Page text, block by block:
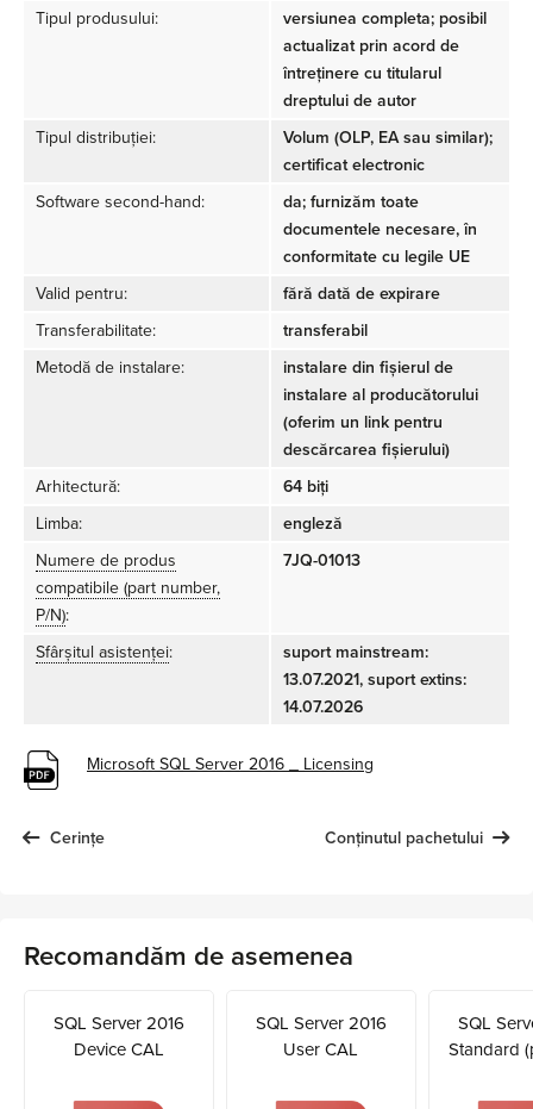
Tipul produsului:
versiunea completa; posibil
actualizat prin acord de
întreținere cu titularul
dreptului de autor
Tipul distribuției:
Volum (OLP, EA sau similar);
certificat electronic
Software second-hand:
da; furnizăm toate
documentele necesare, în
conformitate cu legile UE
Valid pentru:
fără dată de expirare
Transferabilitate:
transferabil
Metodă de instalare:
instalare din fișierul de
instalare al producătorului
(oferim un link pentru
descărcarea fișierului)
Arhitectură:
64 biți
Limba:
engleză
Numere de produs
compatibile (part number,
P/N):
7JQ-01013
Sfârșitul asistenței:
suport mainstream:
13.07.2021, suport extins:
14.07.2026
Microsoft SQL Server 2016 _ Licensing
Cerințe Conținutul pachetului
Recomandăm de asemenea
SQL Server 2016
Device CAL
SQL Server 2016
User CAL
SQL
Standard